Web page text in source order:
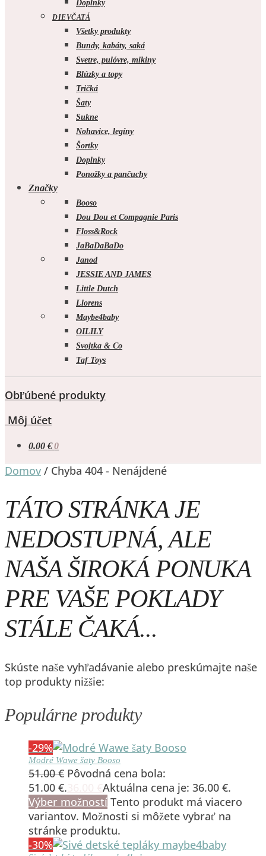
Doplnky
DIEVČATÁ
Všetky produkty
Bundy, kabáty, saká
Svetre, pulóvre, mikiny
Blúzky a topy
Tričká
Šaty
Sukne
Nohavice, legíny
Šortky
Doplnky
Ponožky a pančuchy
Značky
Booso
Dou Dou et Compagnie Paris
Floss&Rock
JaBaDaBaDo
Janod
JESSIE AND JAMES
Little Dutch
Llorens
Maybe4baby
OILILY
Svojtka & Co
Taf Toys
Obľúbené produkty
Môj účet
0.00 € 0
Domov / Chyba 404 - Nenájdené
TÁTO STRÁNKA JE
NEDOSTUPNÁ, ALE
NAŠA ŠIROKÁ PONUKA
PRE VAŠE POKLADY
STÁLE ČAKÁ...
Skúste naše vyhľadávanie alebo preskúmajte naše
top produkty nižšie:
Populárne produkty
-29%
Modré Wawe šaty Booso
51.00€ Pôvodná cena bola:
51.00 €.
Aktuálna cena je: 36.00 €.
Výber možností Tento produkt má viacero
variantov. Možnosti si môžete vybrať na
stránke produktu.
-30%